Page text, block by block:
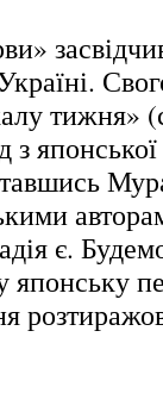
тижня»
є.
японську